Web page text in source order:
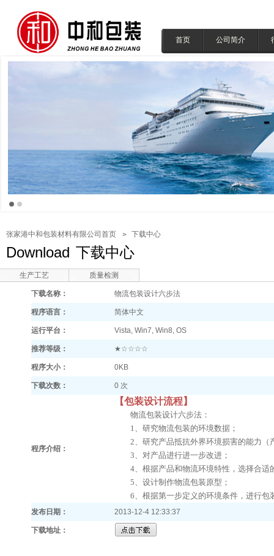
首页 公司简介
张家港中和包装材料有限公司首页 下载中心
Download 下载中心
生产工艺 质量检测
下载名称： 物流包装设计六步法
程序语言： 简体中文
运行平台： Vista, Win7, Win8, OS
推荐等级： ★☆☆☆☆
程序大小： 0KB
下载次数： 0 次
程序介绍：
【包装设计流程】
物流包装设计六步法：
1、研究物流包装的环境数据；
2、研究产品抵抗外界环境损害的能力（
3、对产品进行进一步改进；
4、根据产品和物流环境特性，选择合适
5、设计制作物流包装原型；
6、根据第一步定义的环境条件，进行
发布日期： 2013-12-4 12:33:37
下载地址：